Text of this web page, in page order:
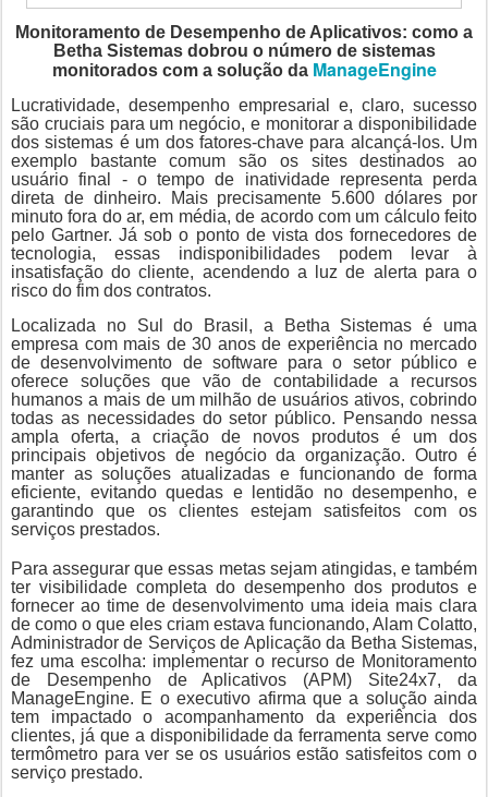
Monitoramento de Desempenho de Aplicativos: como a
Betha Sistemas dobrou o número de sistemas
monitorados com a solução da ManageEngine
Lucratividade, desempenho empresarial e, claro, sucesso
são cruciais para um negócio, e monitorar a disponibilidade
dos sistemas é um dos fatores-chave para alcançá-los. Um
exemplo bastante comum são os sites destinados ao
usuário final - o tempo de inatividade representa perda
direta de dinheiro. Mais precisamente 5.600 dólares por
minuto fora do ar, em média, de acordo com um cálculo feito
pelo Gartner. Já sob o ponto de vista dos fornecedores de
tecnologia, essas indisponibilidades podem levar à
insatisfação do cliente, acendendo a luz de alerta para o
risco do fim dos contratos.
Localizada no Sul do Brasil, a Betha Sistemas é uma
empresa com mais de 30 anos de experiência no mercado
de desenvolvimento de software para o setor público e
oferece soluções que vão de contabilidade a recursos
humanos a mais de um milhão de usuários ativos, cobrindo
todas as necessidades do setor público. Pensando nessa
ampla oferta, a criação de novos produtos é um dos
principais objetivos de negócio da organização. Outro é
manter as soluções atualizadas e funcionando de forma
eficiente, evitando quedas e lentidão no desempenho, e
garantindo que os clientes estejam satisfeitos com os
serviços prestados.
Para assegurar que essas metas sejam atingidas, e também
ter visibilidade completa do desempenho dos produtos e
fornecer ao time de desenvolvimento uma ideia mais clara
de como o que eles criam estava funcionando, Alam Colatto,
Administrador de Serviços de Aplicação da Betha Sistemas,
fez uma escolha: implementar o recurso de Monitoramento
de Desempenho de Aplicativos (APM) Site24x7, da
ManageEngine. E o executivo afirma que a solução ainda
tem impactado o acompanhamento da experiência dos
clientes, já que a disponibilidade da ferramenta serve como
termômetro para ver se os usuários estão satisfeitos com o
serviço prestado.